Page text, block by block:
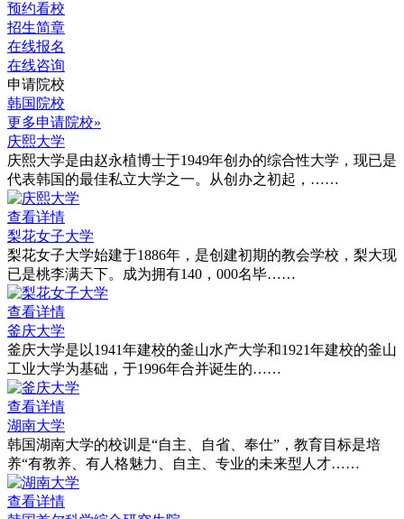
预约看校
招生简章
在线报名
在线咨询
申请院校
韩国院校
更多申请院校»
庆熙大学
庆熙大学是由赵永植博士于1949年创办的综合性大学，现已是
代表韩国的最佳私立大学之一。从创办之初起，……
查看详情
梨花女子大学
梨花女子大学始建于1886年，是创建初期的教会学校，梨大现
已是桃李满天下。成为拥有140，000名毕……
查看详情
釜庆大学
釜庆大学是以1941年建校的釜山水产大学和1921年建校的釜山
工业大学为基础，于1996年合并诞生的……
查看详情
湖南大学
韩国湖南大学的校训是“自主、自省、奉仕”，教育目标是培
养“有教养、有人格魅力、自主、专业的未来型人才……
查看详情